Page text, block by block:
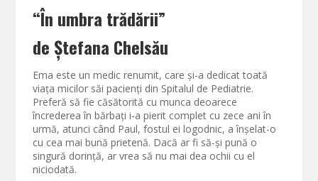
“În umbra trădării”
de Ștefana Chelsău
Ema este un medic renumit, care și-a dedicat toată
viața micilor săi pacienți din Spitalul de Pediatrie.
Preferă să fie căsătorită cu munca deoarece
încrederea în bărbați i-a pierit complet cu zece ani în
urmă, atunci când Paul, fostul ei logodnic, a înșelat-o
cu cea mai bună prietenă. Dacă ar fi să-și pună o
singură dorință, ar vrea să nu mai dea ochii cu el
niciodată.